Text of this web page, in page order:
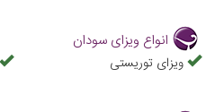
7.
گواهی شغلی با ترجمه رسمی
انواع ویزای سودان
ویزای توریستی